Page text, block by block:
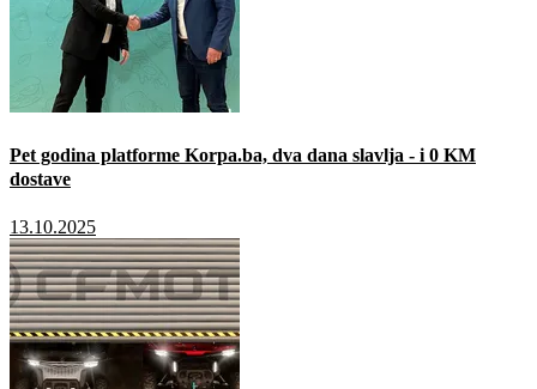
Pet godina platforme Korpa.ba, dva dana slavlja - i 0 KM
dostave
13.10.2025